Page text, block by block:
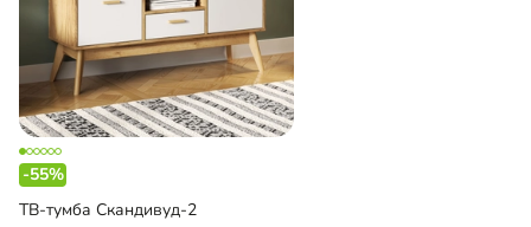
-55%
ТВ-тумба Скандивуд-2